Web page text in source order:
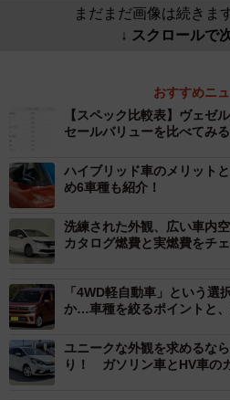
まだまだ画像は続きま
↓ スクロールで
おすすめニ
【スペック比較表】ヴェゼ
セールバリューを比べてみ
ハイブリッド車のメリット
め6車種も紹介！
洗練された外観、広い車内
カタログ燃費と実燃費をチ
「4WD軽自動車」という
か…車種を絞るポイントと
ユニークな外観を求めるな
り！ ガソリン車とHV車の